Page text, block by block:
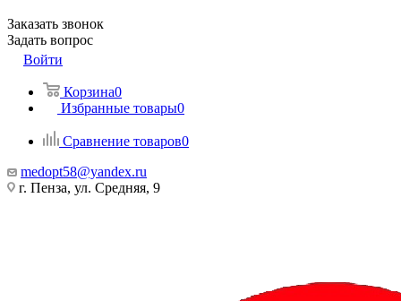
Заказать звонок
Задать вопрос
Войти
Корзина0
Избранные товары0
Сравнение товаров0
medopt58@yandex.ru
г. Пенза, ул. Средняя, 9